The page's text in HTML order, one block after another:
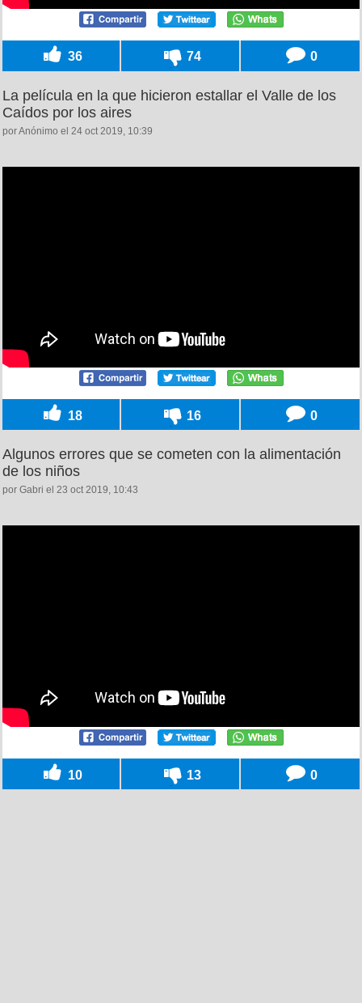
36 74 0
La película en la que hicieron estallar el Valle de los
Caídos por los aires
por Anónimo el 24 oct 2019, 10:39
18 16 0
Algunos errores que se cometen con la alimentación
de los niños
por Gabri el 23 oct 2019, 10:43
10 13 0